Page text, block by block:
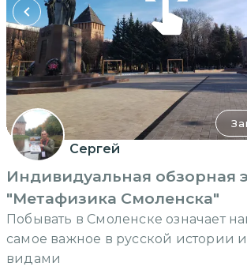
Сергей
Индивидуальная обзорная
"Метафизика Смоленска"
Побывать в Смоленске означает
самое важное в русской истории
видами